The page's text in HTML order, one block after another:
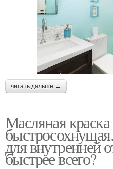
читать дальше →
Масляная краска
для внутренней
быстрее всего?